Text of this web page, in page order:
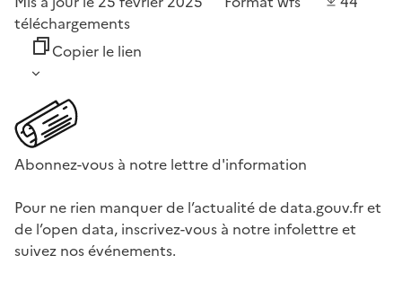
téléchargements
Copier le lien
Abonnez-vous à notre lettre d'information
Pour ne rien manquer de l’actualité de data.gouv.fr et
de l’open data, inscrivez-vous à notre infolettre et
suivez nos événements.